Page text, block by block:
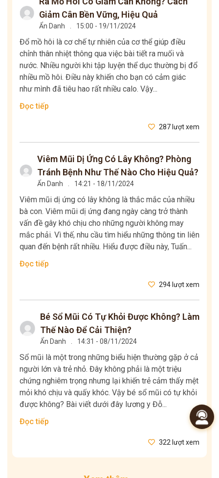
Giảm Cân Bền Vững, Hiệu Quả
Ẩn Danh . 15:00 - 19/11/2024
Đổ mồ hôi là cơ chế tự nhiên của cơ thể giúp điều
chỉnh thân nhiệt thông qua việc bài tiết ra muối và
nước. Nhiều người khi tập luyện thể dục thường bị đổ
nhiều mồ hôi. Điều này khiến cho bạn có cảm giác
như mình đã tiêu hao rất nhiều calo. Vậy...
Đọc tiếp
287 lượt xem
Viêm Mũi Dị Ứng Có Lây Không? Phòng
Tránh Bệnh Như Thế Nào Cho Hiệu Quả?
Ẩn Danh . 14:21 - 18/11/2024
Viêm mũi dị ứng có lây không là thắc mắc của nhiều
bà con. Viêm mũi dị ứng đang ngày càng trở thành
vấn đề gây khó chịu cho những người không may
mắc phải. Vì thế, nhu cầu tìm hiểu những thông tin liên
quan đến bệnh rất nhiều. Hiểu được điều này, Tuấn...
Đọc tiếp
294 lượt xem
Bé Sổ Mũi Có Tự Khỏi Được Không? Làm
Thế Nào Để Cải Thiện?
Ẩn Danh . 14:31 - 08/11/2024
Sổ mũi là một trong những biểu hiện thường gặp ở cả
người lớn và trẻ nhỏ. Đây không phải là một triệu
chứng nghiêm trọng nhưng lại khiến trẻ cảm thấy mệt
mỏi khó chịu và quấy khóc. Vậy bé sổ mũi có tự khỏi
được không? Bài viết dưới đây lương y Đỗ...
Đọc tiếp
322 lượt xem